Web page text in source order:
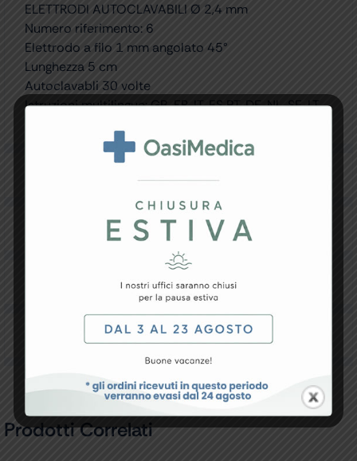
ELETTRODI AUTOCLAVABILI Ø 2,4 mm
Numero riferimento: 6
Elettrodo a filo 1 mm angolato 45°
Lunghezza 5 cm
Autoclavabli 30 volte
Istruzioni multilingue: GB, FR, IT, ES PT, DE, NL, SE, LT,
Resi e Garanzia
Downloads
Recensioni
Prodotti Correlati